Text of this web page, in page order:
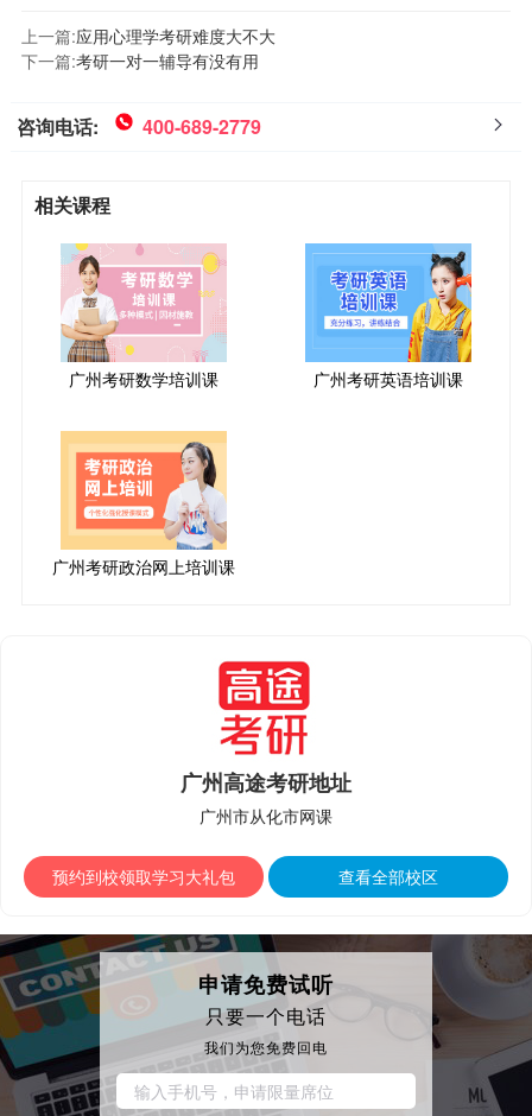
上一篇:应用心理学考研难度大不大
下一篇:考研一对一辅导有没有用
咨询电话: 400-689-2779
相关课程
广州考研数学培训课 广州考研英语培训课
广州考研政治网上培训课
广州高途考研地址
广州市从化市网课
预约到校领取学习大礼包 查看全部校区
申请免费试听
只要一个电话
我们为您免费回电